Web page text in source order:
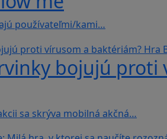
používateľmi/kami…
bojujú proti
sa skrýva mobilná akčná…